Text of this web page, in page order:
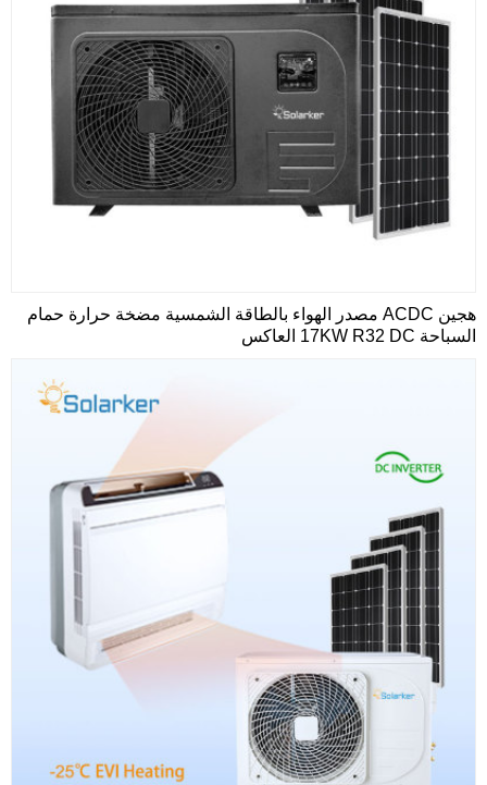
هجين ACDC مصدر الهواء بالطاقة الشمسية مضخة حرارة حمام
السباحة 17KW R32 DC العاكس